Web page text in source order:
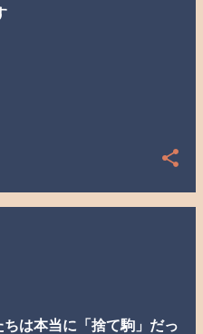
は本当に「捨て駒」だっ